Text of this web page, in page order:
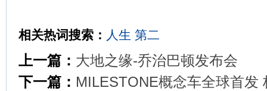
相关热词搜索： 人生 第二
上一篇： 大地之缘-乔治巴顿发布会
下一篇： MILESTONE概念车全球首发